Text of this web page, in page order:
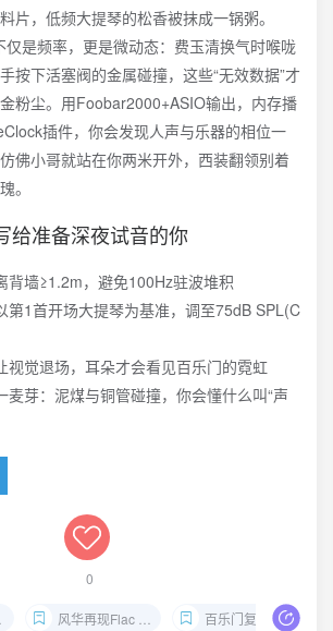
片，低频大提琴的松香被抹成一锅粥。
是频率，更是微动态：费玉清换气时喉咙
按下活塞阀的金属碰撞，这些“无效数据”才
粉尘。用Foobar2000+ASIO输出，内存播
插件，你会发现人声与乐器的相位一
小哥就站在你两米开外，西装翻领别着
。
给准备深夜试音的你
背墙≥1.2m，避免100Hz驻波堆积
第1首开场大提琴为基准，调至75dB SPL(C
视觉退场，耳朵才会看见百乐门的霓虹
麦芽：泥煤与铜管碰撞，你会懂什么叫“声
0
风华再现Flac 24bit 百乐门复古试音碟